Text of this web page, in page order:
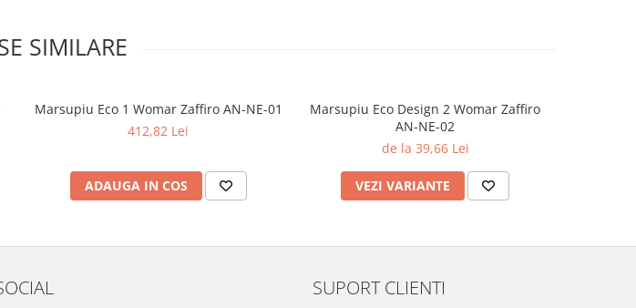
SIMILARE
Marsupiu Eco 1 Womar Zaffiro AN-NE-01
412,82 Lei
ADAUGA IN COS
Marsupiu Eco Design 2 Womar Zaffiro
AN-NE-02
de la 39,66 Lei
VEZI VARIANTE
SUPORT CLIENTI